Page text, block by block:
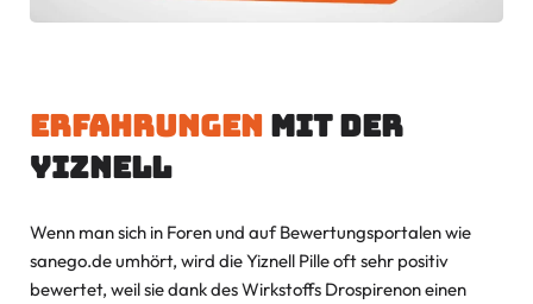
Erfahrungen mit der
Yiznell
Wenn man sich in Foren und auf Bewertungsportalen wie
sanego.de umhört, wird die Yiznell Pille oft sehr positiv
bewertet, weil sie dank des Wirkstoffs Drospirenon einen